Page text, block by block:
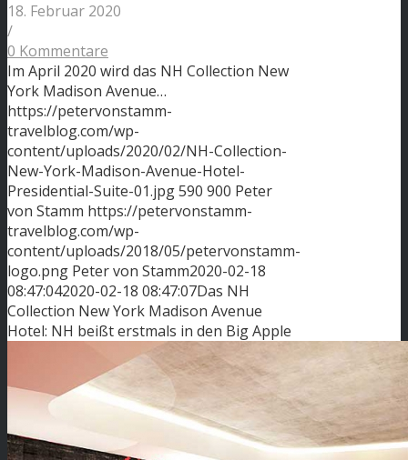
18. Februar 2020
/
0 Kommentare
Im April 2020 wird das NH Collection New
York Madison Avenue…
https://petervonstamm-
travelblog.com/wp-
content/uploads/2020/02/NH-Collection-
New-York-Madison-Avenue-Hotel-
Presidential-Suite-01.jpg590 900 Peter
von Stamm https://petervonstamm-
travelblog.com/wp-
content/uploads/2018/05/petervonstamm-
logo.png Peter von Stamm2020-02-18
08:47:042020-02-18 08:47:07Das NH
Collection New York Madison Avenue
Hotel: NH beißt erstmals in den Big Apple